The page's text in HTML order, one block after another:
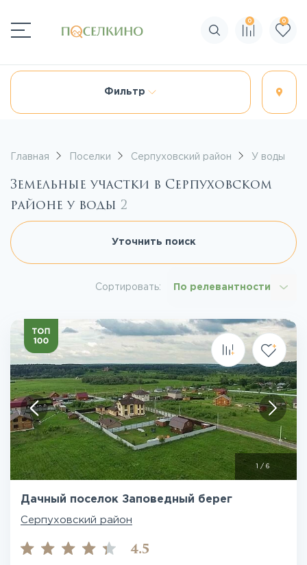
Поиск по сайту
0 0
Фильтр
Главная Поселки Серпуховский район У воды
Земельные участки в Серпуховском
районе у воды 2
Уточнить поиск
Сортировать: По релевантности
/ 6
Дачный поселок Заповедный берег
Серпуховский район
4.5